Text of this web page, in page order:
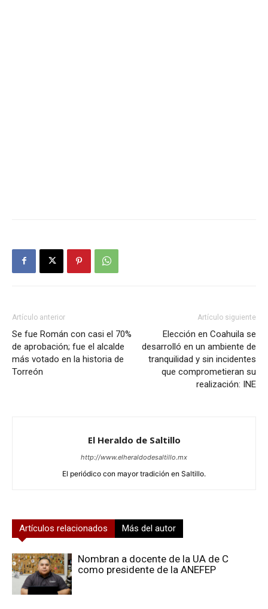
Artículo anterior
Se fue Román con casi el 70%
de aprobación; fue el alcalde
más votado en la historia de
Torreón
Artículo siguiente
Elección en Coahuila se
desarrolló en un ambiente de
tranquilidad y sin incidentes
que comprometieran su
realización: INE
El Heraldo de Saltillo
http://www.elheraldodesaltillo.mx
El periódico con mayor tradición en Saltillo.
Artículos relacionados Más del autor
Nombran a docente de la UA de C
como presidente de la ANEFEP